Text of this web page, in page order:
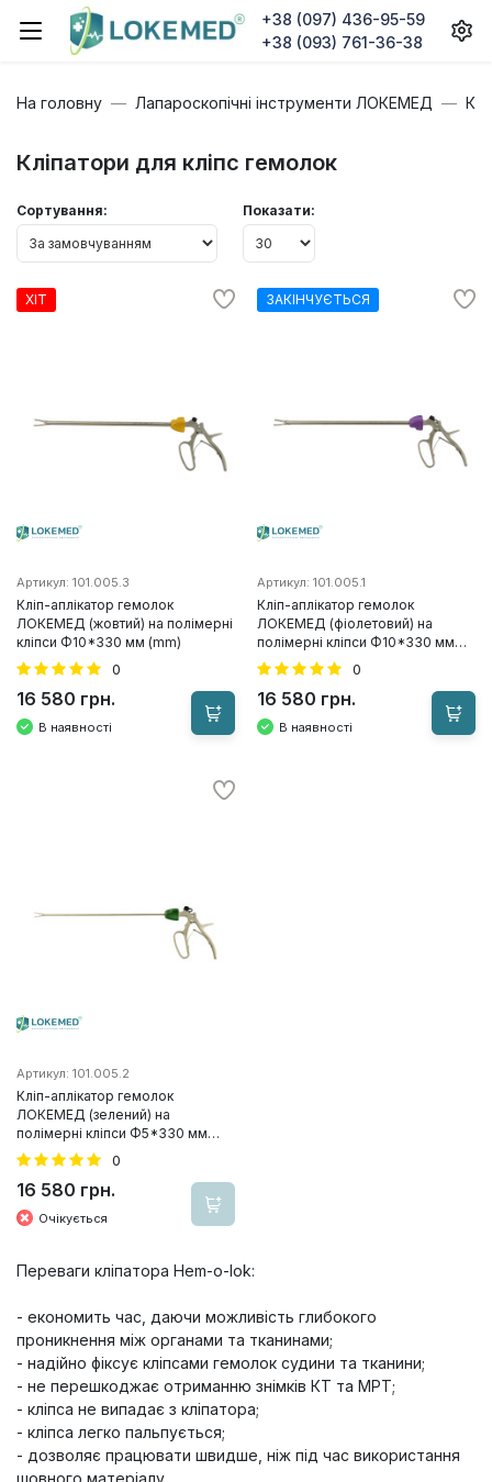
+38 (097) 436-95-59
+38 (093) 761-36-38
На головну Лапароскопічні інструменти ЛОКЕМЕД
Кліпатори для кліпс гемолок
Сортування: Показати:
ХІТ
Артикул: 101.005.3
Кліп-аплікатор гемолок
ЛОКЕМЕД (жовтий) на полімерні
кліпси Ф10*330 мм (mm)
0
16 580 грн.
В наявності
ЗАКІНЧУЄТЬСЯ
Артикул: 101.005.1
Кліп-аплікатор гемолок
ЛОКЕМЕД (фіолетовий) на
полімерні кліпси Ф10*330 мм
(mm)
0
16 580 грн.
В наявності
Артикул: 101.005.2
Кліп-аплікатор гемолок
ЛОКЕМЕД (зелений) на
полімерні кліпси Ф5*330 мм
(mm)
0
16 580 грн.
Очікується
Переваги кліпатора Hem-o-lok:
- економить час, даючи можливість глибокого
проникнення між органами та тканинами;
- надійно фіксує кліпсами гемолок судини та тканини;
- не перешкоджає отриманню знімків КТ та МРТ;
- кліпса не випадає з кліпатора;
- кліпса легко пальпується;
- дозволяє працювати швидше, ніж під час використання
шовного матеріалу.